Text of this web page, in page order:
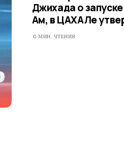
Джихада о
Ам, в ЦАХАЛе
0 МИН. ЧТЕНИЯ